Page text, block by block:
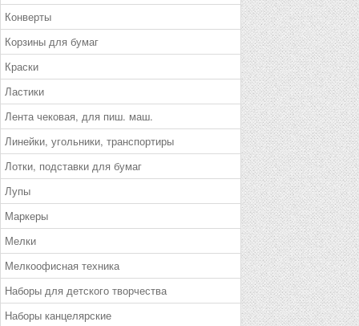
Конверты
Корзины для бумаг
Краски
Ластики
Лента чековая, для пиш. маш.
Линейки, угольники, транспортиры
Лотки, подставки для бумаг
Лупы
Маркеры
Мелки
Мелкоофисная техника
Наборы для детского творчества
Наборы канцелярские